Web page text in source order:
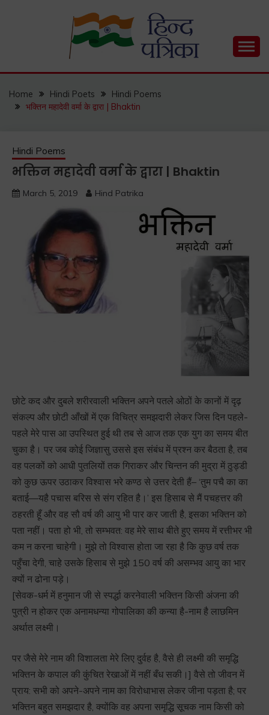
HIND PATRIKA
Status, Hindi Quotes, Hindi Inspirational Stories, Hindi
Home Hindi Poets
Hindi Poems
भक्तिन महादेवी वर्मा के द्वारा | Bhaktin
Hindi Poems
भक्तिन महादेवी वर्मा के द्वारा | Bhaktin
March 5, 2019 Hind Patrika
छोटे कद और दुबले शरीरवाली भक्तिन अपने पतले ओठों के कानों में दृढ़
संकल्प और छोटी आँखों में एक विचित्र समझदारी लेकर जिस दिन पहले-
पहले मेरे पास आ उपस्थित हुई थी तब से आज तक एक युग का समय बीत
चुका है। पर जब कोई जिज्ञासु उससे इस संबंध में प्रश्न कर बैठता है, तब
वह पलकों को आधी पुतलियों तक गिराकर और चिन्तन की मुद्रा में ठुड्डी
को कुछ ऊपर उठाकर विश्वास भरे कण्ठ से उत्तर देती हैं– ‘तुम पचै का का
बताई—यहै पचास बरिस से संग रहित है।’ इस हिसाब से मैं पचहत्तर की
ठहरती हूँ और वह सौ वर्ष की आयु भी पार कर जाती है, इसका भक्तिन को
पता नहीं। पता हो भी, तो सम्भवत: वह मेरे साथ बीते हुए समय में रत्तीभर भी
कम न करना चाहेगी। मुझे तो विश्वास होता जा रहा है कि कुछ वर्ष तक
पहुँचा देगी, चाहे उसके हिसाब से मुझे 150 वर्ष की असम्भव आयु का भार
क्यों न ढोना पड़े।
[सेवक-धर्म में हनुमान जी से स्पर्द्धा करनेवाली भक्तिन किसी अंजना की
पुत्री न होकर एक अनामधन्या गोपालिका की कन्या है-नाम है लाछमिन
अर्थात लक्ष्मी।
पर जैसे मेरे नाम की विशालता मेरे लिए दुर्वह है, वैसे ही लक्ष्मी की समृद्धि
भक्तिन के कपाल की कुंचित रेखाओं में नहीं बँध सकी।] वैसे तो जीवन में
प्राय: सभी को अपने-अपने नाम का विरोधाभास लेकर जीना पड़ता है; पर
भक्तिन बहुत समझदार है, क्योंकि वह अपना समृद्धि सूचक नाम किसी को